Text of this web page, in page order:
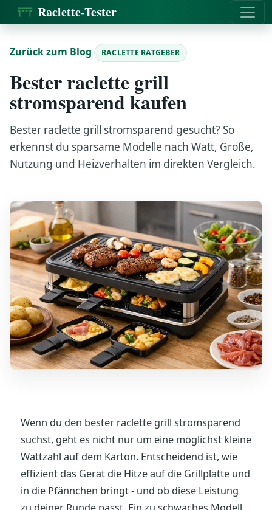
Raclette-Tester
Zurück zum Blog RACLETTE RATGEBER
Bester raclette grill
stromsparend kaufen
Bester raclette grill stromsparend gesucht? So
erkennst du sparsame Modelle nach Watt, Größe,
Nutzung und Heizverhalten im direkten Vergleich.
Wenn du den bester raclette grill stromsparend
suchst, geht es nicht nur um eine möglichst kleine
Wattzahl auf dem Karton. Entscheidend ist, wie
effizient das Gerät die Hitze auf die Grillplatte und
in die Pfännchen bringt - und ob diese Leistung